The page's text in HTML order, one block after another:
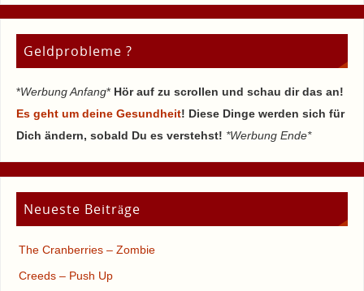
Geldprobleme ?
*Werbung Anfang* Hör auf zu scrollen und schau dir das an!
Es geht um deine Gesundheit! Diese Dinge werden sich für
Dich ändern, sobald Du es verstehst! *Werbung Ende*
Neueste Beiträge
The Cranberries – Zombie
Creeds – Push Up